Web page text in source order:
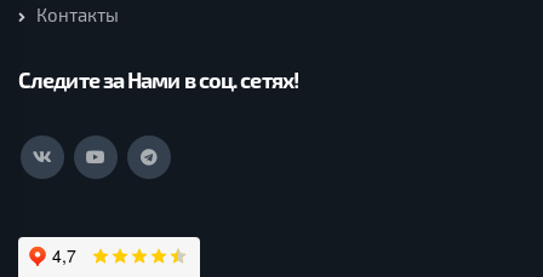
Контакты
Следите за Нами в соц. сетях!